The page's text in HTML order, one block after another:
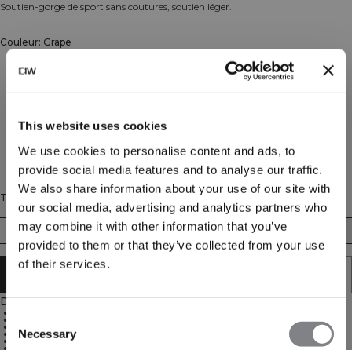
This website uses cookies
We use cookies to personalise content and ads, to
provide social media features and to analyse our traffic.
We also share information about your use of our site with
our social media, advertising and analytics partners who
may combine it with other information that you’ve
provided to them or that they’ve collected from your use
of their services.
Consent
Selection
Necessary
Soutien-gorge de sport sans coutures, soutien léger.
Couleur: Grape
Taille
XS S M L XL
Description
Crossback and double shoulder straps
ICIW-logo on chest and back
Removable paddings